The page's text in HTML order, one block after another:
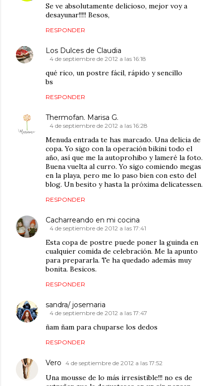
Se ve absolutamente delicioso, mejor voy a
desayunar!!!!! Besos,
RESPONDER
Los Dulces de Claudia
4 de septiembre de 2012 a las 16:18
qué rico, un postre fácil, rápido y sencillo
bs
RESPONDER
Thermofan. Marisa G.
4 de septiembre de 2012 a las 16:28
Menuda entrada te has marcado. Una delicia de
copa. Yo sigo con la operación bikini todo el
año, así que me la autoprohibo y lameré la foto.
Buena vuelta al curro. Yo sigo comiendo megas
en la playa, pero me lo paso bien con esto del
blog. Un besito y hasta la próxima delicatessen.
RESPONDER
Cacharreando en mi cocina
4 de septiembre de 2012 a las 17:41
Esta copa de postre puede poner la guinda en
cualquier comida de celebración. Me la apunto
para prepararla. Te ha quedado además muy
bonita. Besicos.
RESPONDER
sandra/ josemaria
4 de septiembre de 2012 a las 17:47
ñam ñam para chuparse los dedos
RESPONDER
Vero 4 de septiembre de 2012 a las 17:52
Una mousse de lo más irresistible!!! no es de